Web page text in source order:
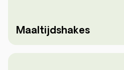
Maaltijdshakes